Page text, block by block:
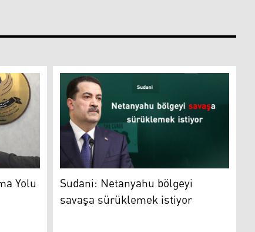
Ano Cewher
Yolu Irak Başbakanı Muhammed Şiya Sudani
Sudani: Netanyahu bölgeyi
savaşa sürüklemek istiyor